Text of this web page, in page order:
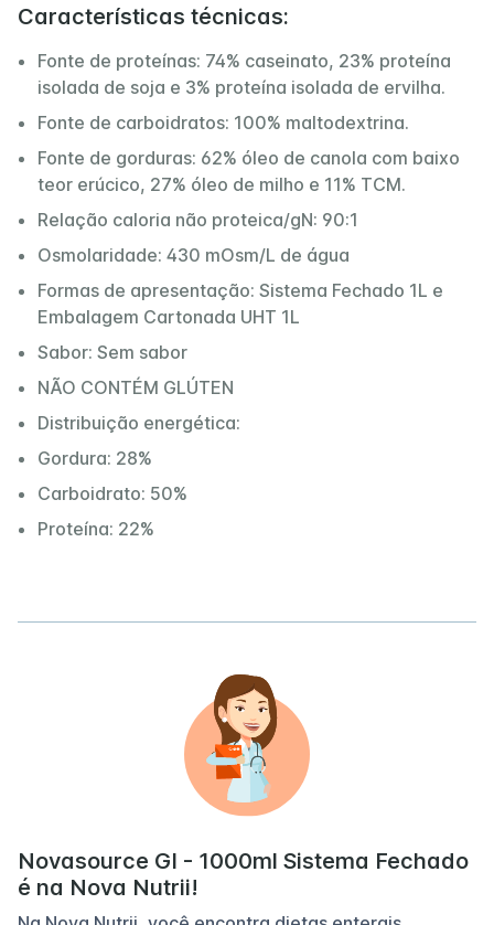
Características técnicas:
Fonte de proteínas: 74% caseinato, 23% proteína
isolada de soja e 3% proteína isolada de ervilha.
Fonte de carboidratos: 100% maltodextrina.
Fonte de gorduras: 62% óleo de canola com baixo
teor erúcico, 27% óleo de milho e 11% TCM.
Relação caloria não proteica/gN: 90:1
Osmolaridade: 430 mOsm/L de água
Formas de apresentação: Sistema Fechado 1L e
Embalagem Cartonada UHT 1L
Sabor: Sem sabor
NÃO CONTÉM GLÚTEN
Distribuição energética:
Gordura: 28%
Carboidrato: 50%
Proteína: 22%
Novasource GI - 1000ml Sistema Fechado
é na Nova Nutrii!